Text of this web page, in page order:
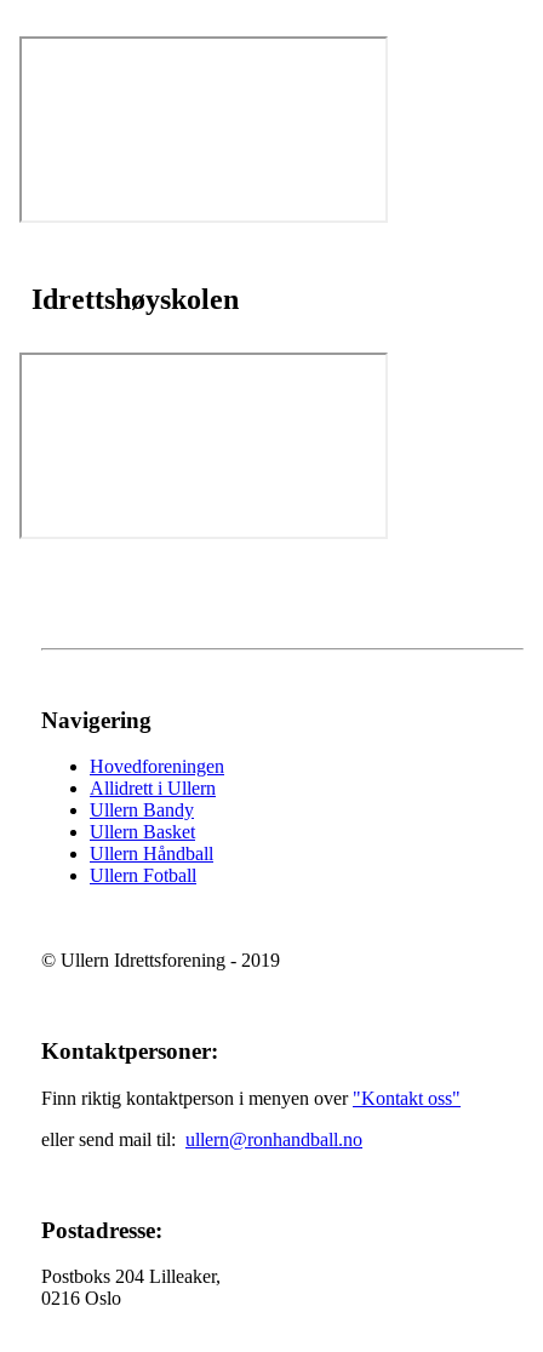
Idrettshøyskolen
Navigering
Hovedforeningen
Allidrett i Ullern
Ullern Bandy
Ullern Basket
Ullern Håndball
Ullern Fotball
© Ullern Idrettsforening - 2019
Kontaktpersoner:
Finn riktig kontaktperson i menyen over "Kontakt oss"
eller send mail til: ullern@ronhandball.no
Postadresse:
Postboks 204 Lilleaker,
0216 Oslo